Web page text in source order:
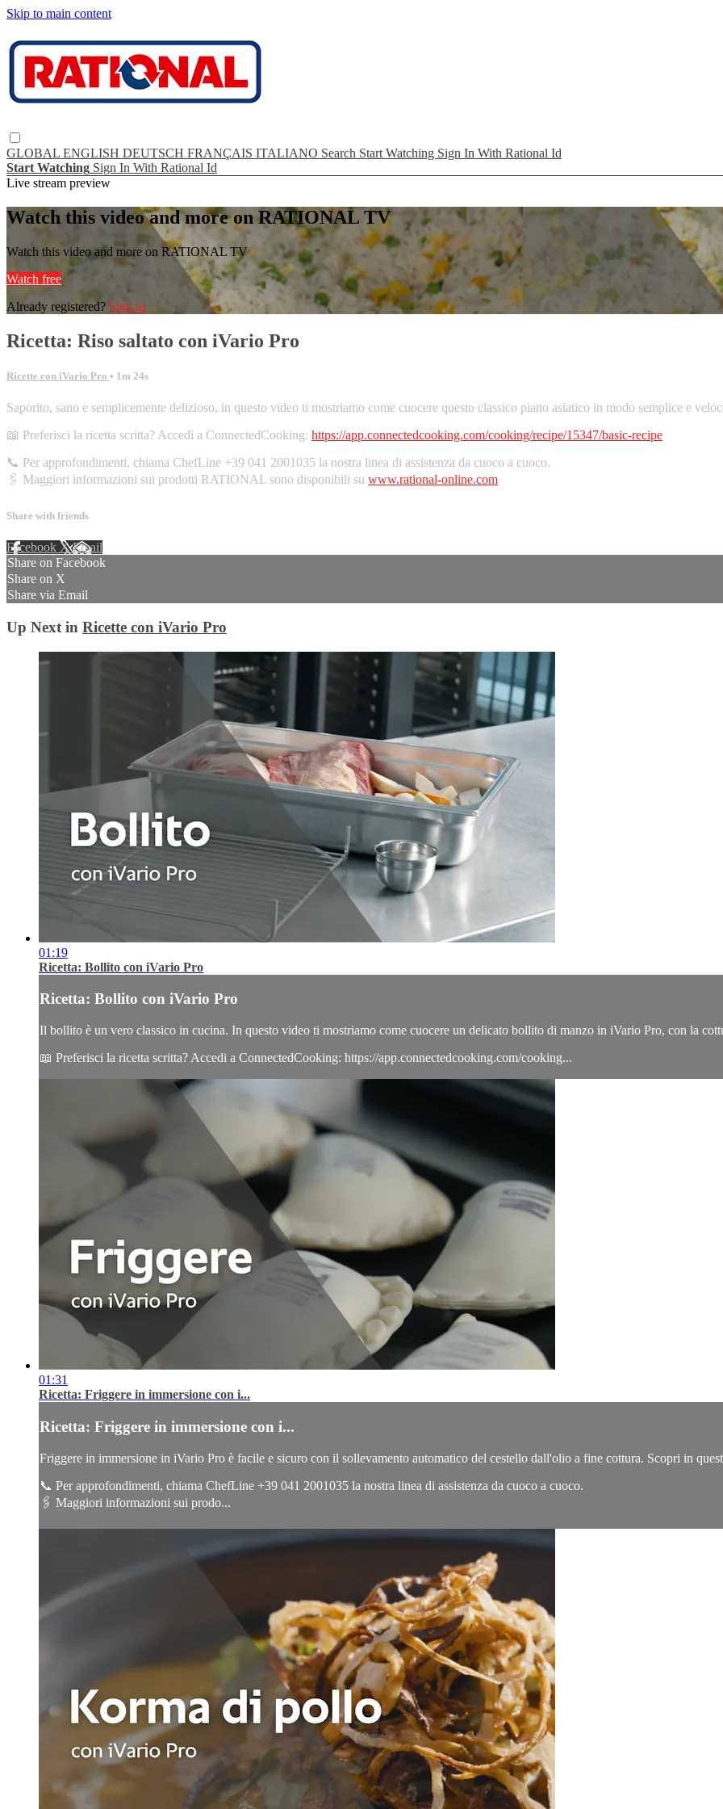
Skip to main content
GLOBAL ENGLISH DEUTSCH FRANÇAIS ITALIANO Search Start Watching Sign In With Rational Id
Start Watching Sign In With Rational Id
Live stream preview
Watch this video and more on RATIONAL TV
Watch this video and more on RATIONAL TV
Watch free
Already registered? Sign in
Ricetta: Riso saltato con iVario Pro
Ricette con iVario Pro • 1m 24s
Saporito, sano e semplicemente delizioso, in questo video ti mostriamo come cuocere questo classico piatto asiatico in modo semplice e
📖 Preferisci la ricetta scritta? Accedi a ConnectedCooking: https://app.connectedcooking.com/cooking/recipe/15347/basic-recipe
📞 Per approfondimenti, chiama ChefLine +39 041 2001035 la nostra linea di assistenza da cuoco a cuoco.
🖇️ Maggiori informazioni sui prodotti RATIONAL sono disponibili su www.rational-online.com
Share with friends
Facebook XEmail
Share on Facebook
Share on X
Share via Email
Up Next in Ricette con iVario Pro
01:19
Ricetta: Bollito con iVario Pro
Ricetta: Bollito con iVario Pro
Il bollito è un vero classico in cucina. In questo video ti mostriamo come cuocere un delicato bollito di manzo in iVario Pro, con la
📖 Preferisci la ricetta scritta? Accedi a ConnectedCooking: https://app.connectedcooking.com/cooking...
01:31
Ricetta: Friggere in immersione con i...
Ricetta: Friggere in immersione con i...
Friggere in immersione in iVario Pro è facile e sicuro con il sollevamento automatico del cestello dall'olio a fine cottura. Scopri in
📞 Per approfondimenti, chiama ChefLine +39 041 2001035 la nostra linea di assistenza da cuoco a cuoco.
🖇️ Maggiori informazioni sui prodo...